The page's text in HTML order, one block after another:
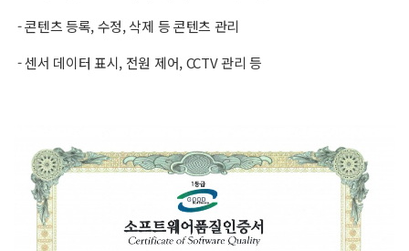
- 콘텐츠 등록, 수정, 삭제 등 콘텐츠 관리
- 센서 데이터 표시, 전원 제어, CCTV 관리 등